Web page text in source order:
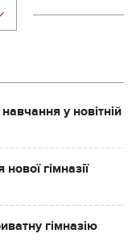
у новітній
гімназії
гімназію